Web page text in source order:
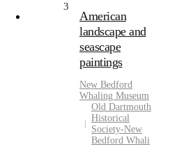
3
American
landscape and
seascape
paintings
New Bedford
Whaling Museum
Old Dartmouth
Historical
Society-New
Bedford Whali